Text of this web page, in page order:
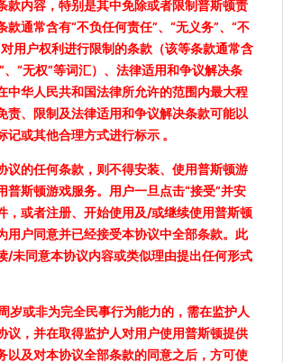
款内容，特别是其中免除或者限制普斯顿责
款通常含有“不负任何责任”、“无义务”、“不
用户权利进行限制的条款（该等条款通常含
、“无权”等词汇）、法律适用和争议解决条
中华人民共和国法律所允许的范围内最大程
责、限制及法律适用和争议解决条款可能以
记或其他合理方式进行标示 。
议的任何条款，则不得安装、使用普斯顿游
普斯顿游戏服务。用户一旦点击“接受”并安
，或者注册、开始使用及/或继续使用普斯顿
用户同意并已经接受本协议中全部条款。此
/未同意本协议内容或类似理由提出任何形式
岁或非为完全民事行为能力的，需在监护人
议，并在取得监护人对用户使用普斯顿提供
以及对本协议全部条款的同意之后，方可使